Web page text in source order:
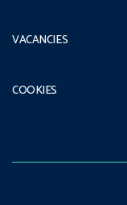
VACANCIES
COOKIES